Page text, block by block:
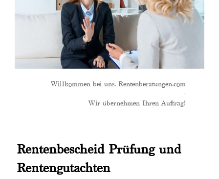
Willkommen bei uns. Rentenberatungen.com
-
Wir übernehmen Ihren Auftrag!
Rentenbescheid Prüfung und
Rentengutachten